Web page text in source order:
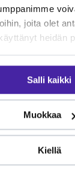
joita olet
heidän
Salli kaikki
Muokkaa
Kiellä